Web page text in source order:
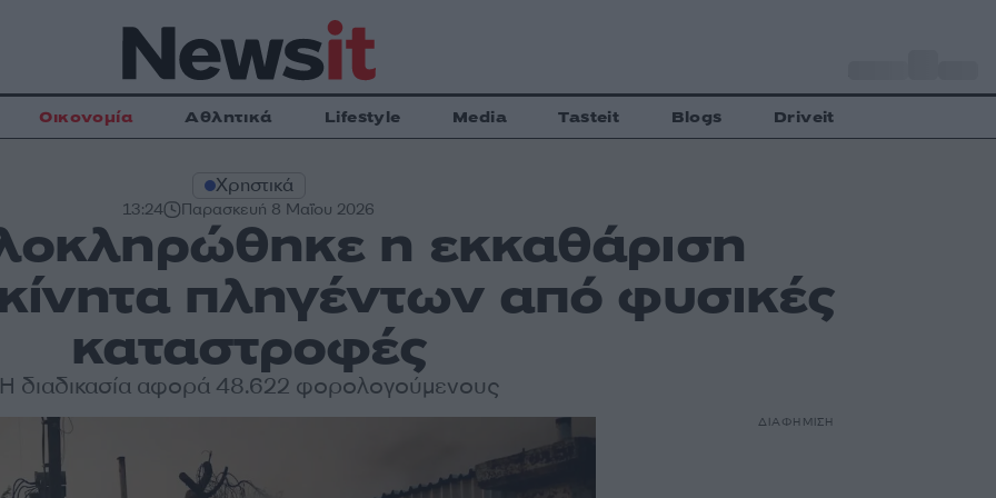
Οικονομία Αθλητικά Lifestyle Media Tasteit Blogs Driveit
Χρηστικά
13:24 Παρασκευή 8 Μαΐου 2026
η εκκαθάριση
πληγέντων από φυσικές
καταστροφές
Η διαδικασία αφορά 48.622 φορολογούμενους
ΔΙΑΦΗΜΙΣΗ